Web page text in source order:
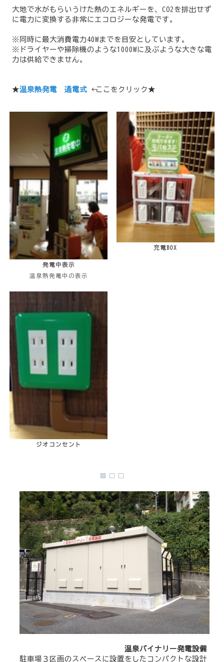
大地で水がもらいうけた熱のエネルギーを、CO2を排出せず
に電力に変換する非常にエコロジーな発電です。
※同時に最大消費電力40Wまでを目安としています。
※ドライヤーや掃除機のような1000Wに及ぶような大きな電
力は供給できません。
★温泉熱発電 通電式 ← ここをクリック★
発電中表示
温泉熱発電中の表示
充電BOX
ジオコンセント
温泉バイナリー発電設備
駐車場３区画のスペースに設置をしたコンパクトな設計